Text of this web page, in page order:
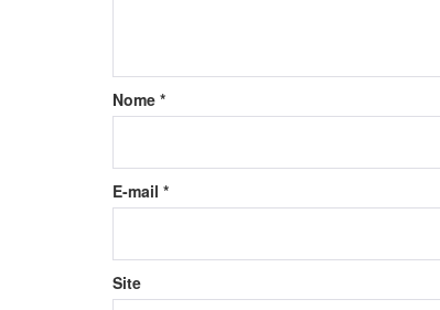
Nome *
E-mail *
Site